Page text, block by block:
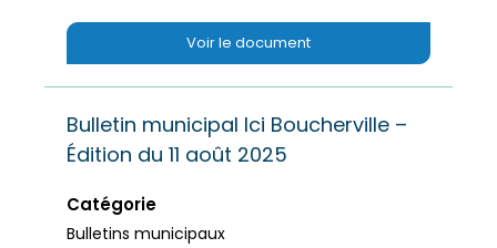
Voir le document
Bulletin municipal Ici Boucherville –
Édition du 11 août 2025
Catégorie
Bulletins municipaux